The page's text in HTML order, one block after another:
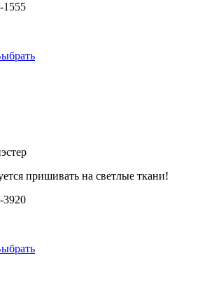
1555
пришивать на светлые ткани!
3920